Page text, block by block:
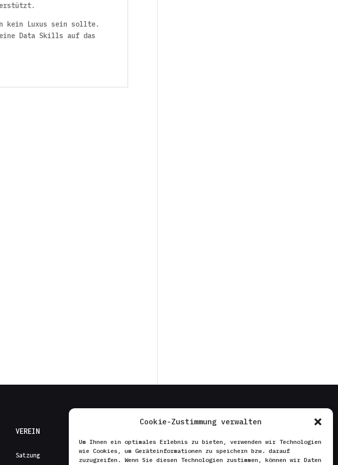
Cookie-Zustimmung verwalten
Um Ihnen ein optimales Erlebnis zu bieten, verwenden wir Technologien
wie Cookies, um Geräteinformationen zu speichern bzw. darauf
zuzugreifen. Wenn Sie diesen Technologien zustimmen, können wir Daten
kein Luxus sein sollte.
Data Skills auf das
VEREIN
Satzung Datenschutzerklärung